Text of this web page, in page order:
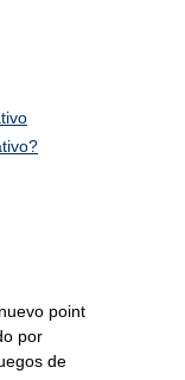
point
por
de